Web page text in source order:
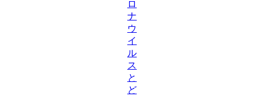
ロ
ナ
ウ
イ
ル
ス
と
ど